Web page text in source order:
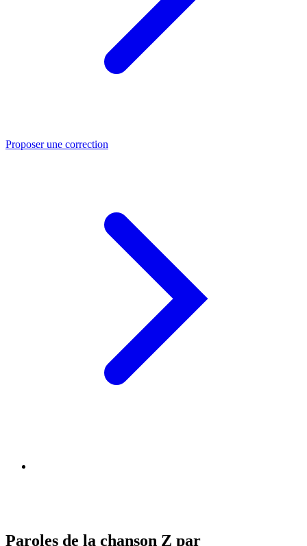
Proposer une correction
Paroles de la chanson Z par